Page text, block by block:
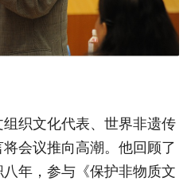
织文化代表、世界非遗传
会议推向高潮。他回顾了
年，参与《保护非物质文